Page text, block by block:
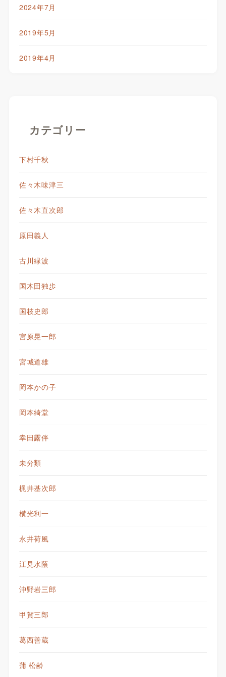
2024年7月
2019年5月
2019年4月
カテゴリー
下村千秋
佐々木味津三
佐々木直次郎
原田義人
古川緑波
国木田独歩
国枝史郎
宮原晃一郎
宮城道雄
岡本かの子
岡本綺堂
幸田露伴
未分類
梶井基次郎
横光利一
永井荷風
江見水蔭
沖野岩三郎
甲賀三郎
葛西善蔵
蒲 松齢